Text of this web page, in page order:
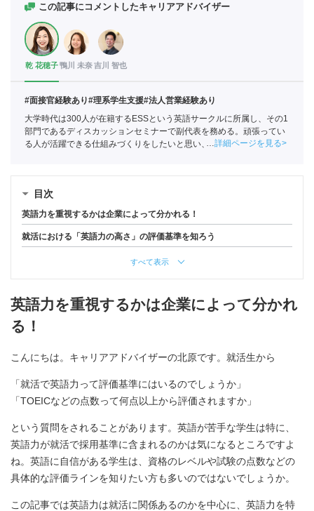
この記事にコメントしたキャリアアドバイザー
乾 花穂子鴨川 未奈吉川 智也
#面接官経験あり#理系学生支援#法人営業経験あり
大学時代は300人が在籍するESSという英語サークルに所属し、その1
部門であるディスカッションセミナーで副代表を務める。頑張ってい
る人が活躍できる仕組みづくりをしたいと思い、ポートに新卒入社。
詳細ページを見る
目次
英語力を重視するかは企業によって分かれる！
就活における「英語力の高さ」の評価基準を知ろう
すべて表示
英語力を重視するかは企業によって分かれ
る！
こんにちは。キャリアアドバイザーの北原です。就活生から
「就活で英語力って評価基準にはいるのでしょうか」
「TOEICなどの点数って何点以上から評価されますか」
という質問をされることがあります。英語が苦手な学生は特に、
英語力が就活で採用基準に含まれるのかは気になるところですよ
ね。英語に自信がある学生は、資格のレベルや試験の点数などの
具体的な評価ラインを知りたい方も多いのではないでしょうか。
この記事では英語力は就活に関係あるのかを中心に、英語力を特